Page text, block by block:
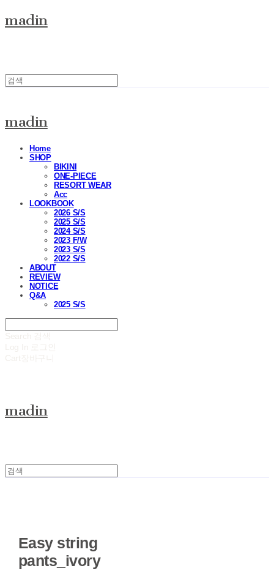
madin
madin
Home
SHOP
BIKINI
ONE-PIECE
RESORT WEAR
Acc
LOOKBOOK
2026 S/S
2025 S/S
2024 S/S
2023 F/W
2023 S/S
2022 S/S
ABOUT
REVIEW
NOTICE
Q&A
2025 S/S
madin
Easy string
pants_ivory